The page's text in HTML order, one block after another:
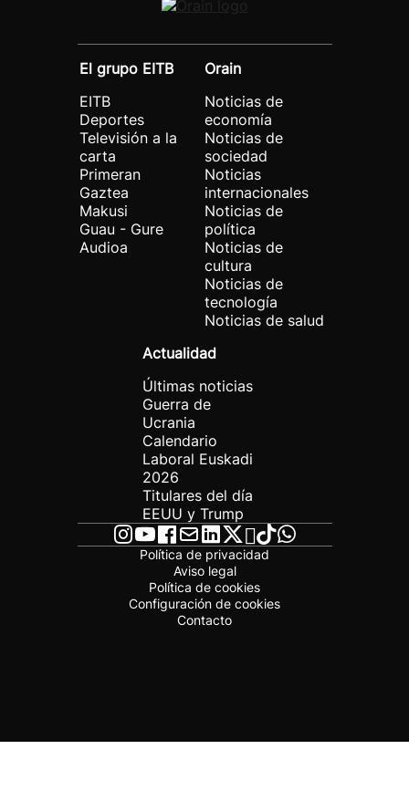
El grupo EITB
EITB
Deportes
Televisión a la
carta
Primeran
Gaztea
Makusi
Guau - Gure
Audioa
Orain
Noticias de
economía
Noticias de
sociedad
Noticias
internacionales
Noticias de
política
Noticias de
cultura
Noticias de
tecnología
Noticias de salud
Actualidad
Últimas noticias
Guerra de
Ucrania
Calendario
Laboral Euskadi
2026
Titulares del día
EEUU y Trump
Política de privacidad
Aviso legal
Política de cookies
Configuración de cookies
Contacto